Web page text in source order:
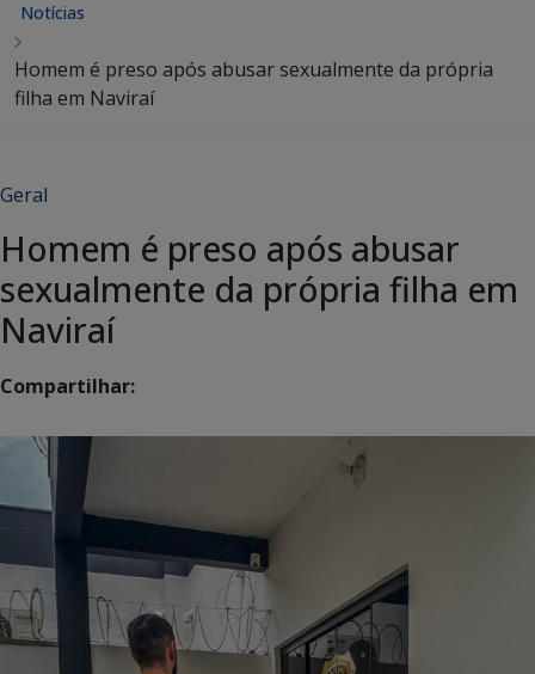
Notícias
Homem é preso após abusar sexualmente da própria
filha em Naviraí
Geral
Homem é preso após abusar
sexualmente da própria filha em
Naviraí
Compartilhar: